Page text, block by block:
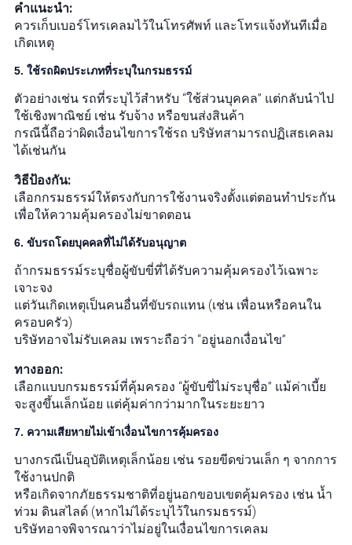
คำแนะนำ:
ควรเก็บเบอร์โทรเคลมไว้ในโทรศัพท์ และโทรแจ้งทันทีเมื่อ
เกิดเหตุ
5. ใช้รถผิดประเภทที่ระบุในกรมธรรม์
ตัวอย่างเช่น รถที่ระบุไว้สำหรับ “ใช้ส่วนบุคคล” แต่กลับนำไป
ใช้เชิงพาณิชย์ เช่น รับจ้าง หรือขนส่งสินค้า
กรณีนี้ถือว่าผิดเงื่อนไขการใช้รถ บริษัทสามารถปฏิเสธเคลม
ได้เช่นกัน
วิธีป้องกัน:
เลือกกรมธรรม์ให้ตรงกับการใช้งานจริงตั้งแต่ตอนทำประกัน
เพื่อให้ความคุ้มครองไม่ขาดตอน
6. ขับรถโดยบุคคลที่ไม่ได้รับอนุญาต
ถ้ากรมธรรม์ระบุชื่อผู้ขับขี่ที่ได้รับความคุ้มครองไว้เฉพาะ
เจาะจง
แต่วันเกิดเหตุเป็นคนอื่นที่ขับรถแทน (เช่น เพื่อนหรือคนใน
ครอบครัว)
บริษัทอาจไม่รับเคลม เพราะถือว่า “อยู่นอกเงื่อนไข”
ทางออก:
เลือกแบบกรมธรรม์ที่คุ้มครอง “ผู้ขับขี่ไม่ระบุชื่อ” แม้ค่าเบี้ย
จะสูงขึ้นเล็กน้อย แต่คุ้มค่ากว่ามากในระยะยาว
7. ความเสียหายไม่เข้าเงื่อนไขการคุ้มครอง
บางกรณีเป็นอุบัติเหตุเล็กน้อย เช่น รอยขีดข่วนเล็ก ๆ จากการ
ใช้งานปกติ
หรือเกิดจากภัยธรรมชาติที่อยู่นอกขอบเขตคุ้มครอง เช่น น้ำ
ท่วม ดินสไลด์ (หากไม่ได้ระบุไว้ในกรมธรรม์)
บริษัทอาจพิจารณาว่าไม่อยู่ในเงื่อนไขการเคลม